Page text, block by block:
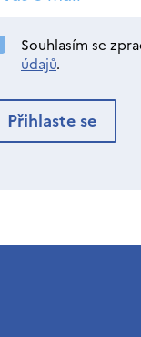
Souhlasím se
údajů.